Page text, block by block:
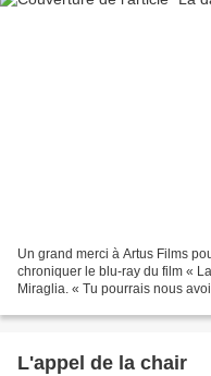
Un grand merci à Artus Films
chroniquer le blu-ray du film «
Miraglia. « Tu pourrais nous
L'appel de la chair